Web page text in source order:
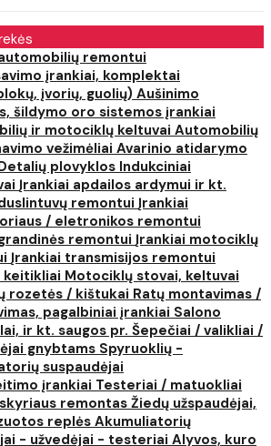
remontui
įrankiai, komplektai
įvorių, guolių) Aušinimo
šildymo oro sistemos įrankiai
ir motociklų keltuvai Automobilių
vežimėliai Avarinio atidarymo
plovyklos Indukciniai
Įrankiai apdailos ardymui ir kt.
remontui Įrankiai
/ eletronikos remontui
remontui Įrankiai motociklų
Įrankiai transmisijos remontui
keitikliai Motociklų stovai, keltuvai
rozetės / kištukai Ratų montavimas /
pagalbiniai įrankiai Salono
ir kt. saugos pr. Šepečiai / valikliai /
gnybtams Spyruoklių -
suspaudėjai
įrankiai Testeriai / matuokliai
remontas Žiedų užspaudėjai,
replės Akumuliatorių
- užvedėjai - testeriai Alyvos, kuro